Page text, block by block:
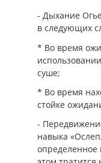
- Дыхание
в следующих
* Во время
суше;
* Во время
стойке
-
навыка
определенное